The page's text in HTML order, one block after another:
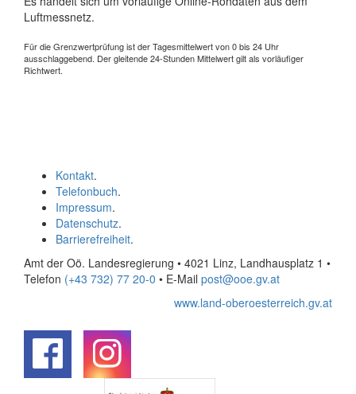
Luftmessnetz.
Für die Grenzwertprüfung ist der Tagesmittelwert von 0 bis 24 Uhr
ausschlaggebend. Der gleitende 24-Stunden Mittelwert gilt als vorläufiger
Richtwert.
Kontakt.
Telefonbuch.
Impressum.
Datenschutz.
Barrierefreiheit.
Amt der Oö. Landesregierung • 4021 Linz, Landhausplatz 1 •
Telefon (+43 732) 77 20-0 • E-Mail post@ooe.gv.at
www.land-oberoesterreich.gv.at